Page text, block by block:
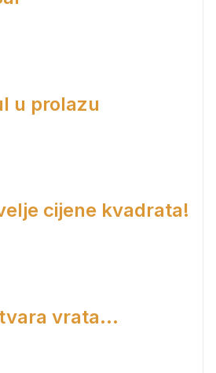
u prolazu
cijene kvadrata!
vrata...